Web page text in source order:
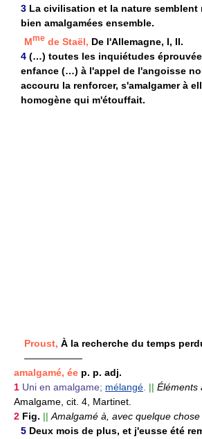
3 La civilisation et la nature semblent
bien amalgamées ensemble.
Mme de Staël, De l'Allemagne, I, II.
4 (…) toutes les inquiétudes
enfance (…) à l'appel de l'angoisse
accouru la renforcer, s'amalgamer à
homogène qui m'étouffait.
Proust, À la recherche du temps
——————
amalgamé, ée p. p. adj.
1 Uni en amalgame; mélangé || Éléments
Amalgame, cit. 4, Martinet.
2 Fig. || Amalgamé à, avec quelque chose
5 Deux mois de plus, et j'eusse été